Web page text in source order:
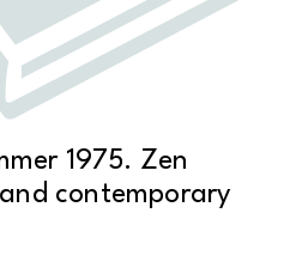
1975. Zen
contemporary